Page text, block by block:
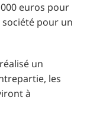
euros pour
société pour un
un
les
à